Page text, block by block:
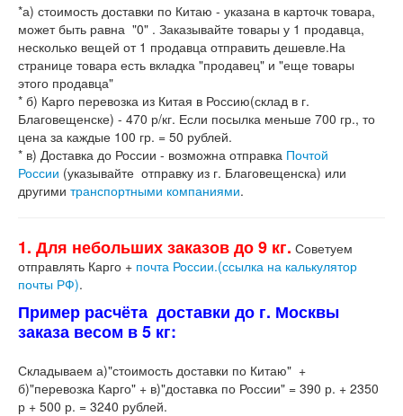
*а) стоимость доставки по Китаю - указана в карточк товара,
может быть равна "0" . Заказывайте товары у 1 продавца,
несколько вещей от 1 продавца отправить дешевле.На
странице товара есть вкладка "продавец" и "еще товары
этого продавца"
* б) Карго перевозка из Китая в Россию(склад в г.
Благовещенске) - 470 р/кг. Если посылка меньше 700 гр., то
цена за каждые 100 гр. = 50 рублей.
* в) Доставка до России - возможна отправка Почтой
России (указывайте отправку из г. Благовещенска) или
другими транспортными компаниями.
1. Для небольших заказов до 9 кг. Советуем
отправлять Карго + почта России.(ссылка на калькулятор
почты РФ).
Пример расчёта доставки до г. Москвы
заказа весом в 5 кг:
Складываем а)"стоимость доставки по Китаю" +
б)"перевозка Карго" + в)"доставка по России" = 390 р. + 2350
р + 500 р. = 3240 рублей.